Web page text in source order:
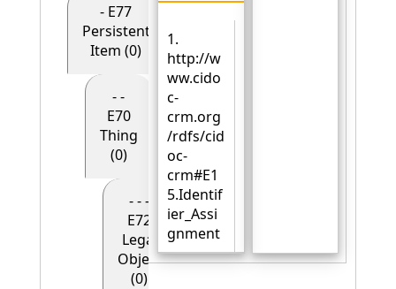
- E77
Persistent
Item (0)
- -
E70
Thing
(0)
- - -
E72
Legal
Object
(0)
1.
http://w
ww.cido
c-
crm.org
/rdfs/cid
oc-
crm#E1
5.Identif
ier_Assi
gnment